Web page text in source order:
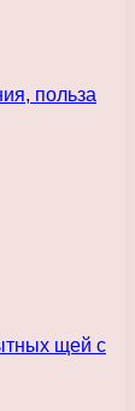
польза
щей с